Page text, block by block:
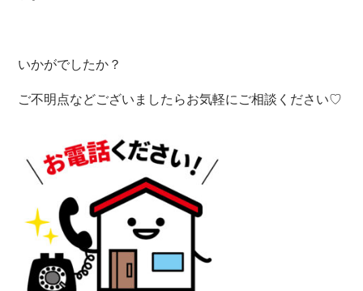
いかがでしたか？
ご不明点などございましたらお気軽にご相談ください♡